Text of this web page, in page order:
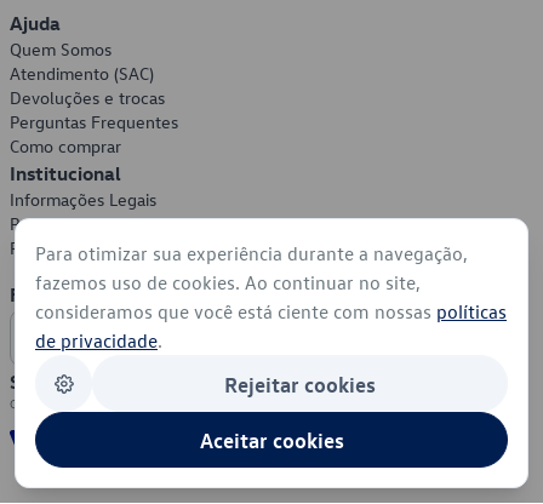
Ajuda
Quem Somos
Atendimento (SAC)
Devoluções e trocas
Perguntas Frequentes
Como comprar
Institucional
Informações Legais
Política de Privacidade
Política de Cookies
Formas de Pagamento
Segurança
Para otimizar sua experiência durante a navegação,
fazemos uso de cookies. Ao continuar no site,
consideramos que você está ciente com nossas políticas
de privacidade.
Rejeitar cookies
Aceitar cookies